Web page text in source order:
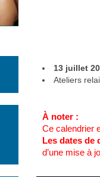
13 juillet
Ateliers
À noter :
Ce calendrier
Les dates de
d’une mise à